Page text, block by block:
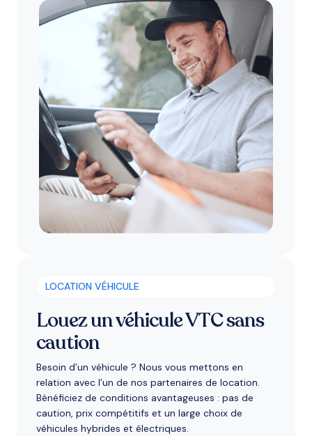
LOCATION VÉHICULE
Louez un véhicule VTC sans
caution
Besoin d’un véhicule ? Nous vous mettons en
relation avec l’un de nos partenaires de location.
Bénéficiez de conditions avantageuses : pas de
caution, prix compétitifs et un large choix de
véhicules hybrides et électriques.